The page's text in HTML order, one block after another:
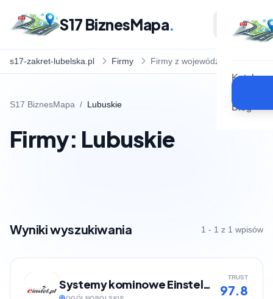
S17 BiznesMapa.
Katalog
Blog
s17-zakret-lubelska.pl Firmy Firmy z województwa
S17 BiznesMapa / Lubuskie
Firmy: Lubuskie
Wyniki wyszukiwania 1 - 1 z 1 wpisów
Systemy kominowe Einstel.pl TRUST
97.8